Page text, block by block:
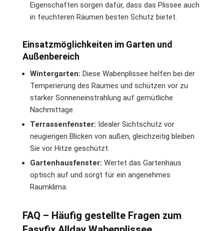
Eigenschaften sorgen dafür, dass das Plissee auch
in feuchteren Räumen besten Schutz bietet.
Einsatzmöglichkeiten im Garten und
Außenbereich
Wintergarten: Diese Wabenplissee helfen bei der
Temperierung des Raumes und schützen vor zu
starker Sonneneinstrahlung auf gemütliche
Nachmittage.
Terrassenfenster: Idealer Sichtschutz vor
neugierigen Blicken von außen, gleichzeitig bleiben
Sie vor Hitze geschützt.
Gartenhausfenster: Wertet das Gartenhaus
optisch auf und sorgt für ein angenehmes
Raumklima.
FAQ – Häufig gestellte Fragen zum